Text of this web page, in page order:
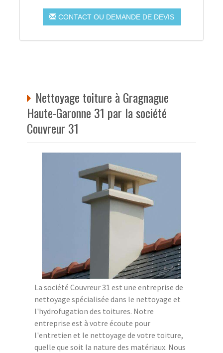
CONTACT OU DEMANDE DE DEVIS
Nettoyage toiture à Gragnague
Haute-Garonne 31 par la société
Couvreur 31
La société Couvreur 31 est une entreprise de
nettoyage spécialisée dans le nettoyage et
l'hydrofugation des toitures. Notre
entreprise est à votre écoute pour
l'entretien et le nettoyage de votre toiture,
quelle que soit la nature des matériaux. Nous